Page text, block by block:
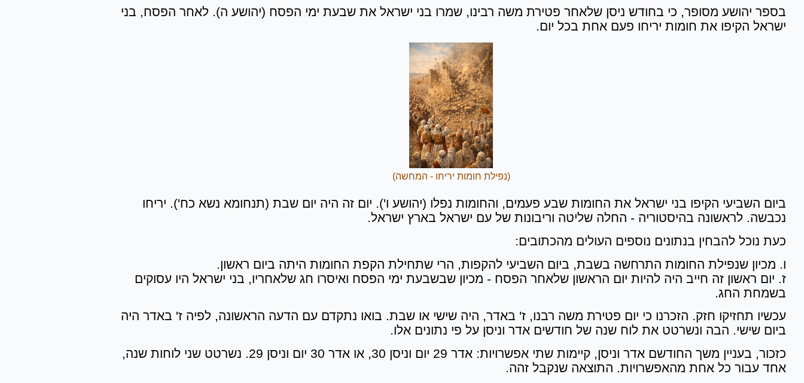
בספר יהושע מסופר, כי בחודש ניסן שלאחר פטירת משה רבינו, שמרו בני ישראל את שבעת ימי הפסח (יהושע ה). לאחר הפסח, בני
ישראל הקיפו את חומות יריחו פעם אחת בכל יום.
(נפילת חומות יריחו - המחשה)
ביום השביעי הקיפו בני ישראל את החומות שבע פעמים, והחומות נפלו (יהושע ו'). יום זה היה יום שבת (תנחומא נשא כח'). יריחו
נכבשה. לראשונה בהיסטוריה - החלה שליטה וריבונות של עם ישראל בארץ ישראל.
כעת נוכל להבחין בנתונים נוספים העולים מהכתובים:
ו. מכיון שנפילת החומות התרחשה בשבת, ביום השביעי להקפות, הרי שתחילת הקפת החומות היתה ביום ראשון.
ז. יום ראשון זה חייב היה להיות יום הראשון שלאחר הפסח - מכיון שבשבעת ימי הפסח ואיסרו חג שלאחריו, בני ישראל היו עסוקים
בשמחת החג.
עכשיו תחזיקו חזק. הזכרנו כי יום פטירת משה רבנו, ז' באדר, היה שישי או שבת. בואו נתקדם עם הדעה הראשונה, לפיה ז' באדר היה
ביום שישי. הבה ונשרטט את לוח שנה של חודשים אדר וניסן על פי נתונים אלו.
כזכור, בעניין משך החודשם אדר וניסן, קיימות שתי אפשרויות: אדר 29 יום וניסן 30, או אדר 30 יום וניסן 29. נשרטט שני לוחות שנה,
אחד עבור כל אחת מהאפשרויות. התוצאה שנקבל זהה.